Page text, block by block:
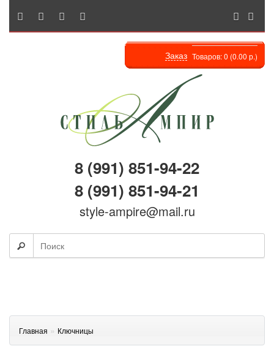
Заказ Товаров: 0 (0.00 р.)
8 (991) 851-94-22
8 (991) 851-94-21
style-ampire@mail.ru
Главная » Ключницы